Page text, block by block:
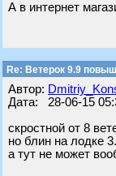
А в интернет
Re: Ветерок 9.9
Автор:
Дата: 28-06-15
скростной от 8
но блин на лодке
а тут не может